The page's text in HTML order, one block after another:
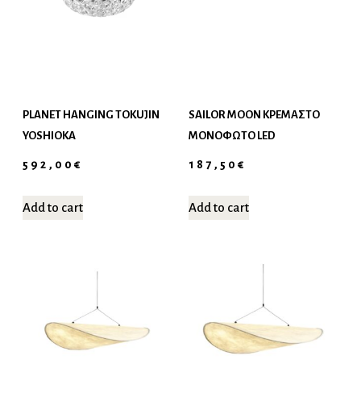
PLANET HANGING TOKUJIN
YOSHIOKA
592,00€
Add to cart
SAILOR MOON ΚΡΕΜΑΣΤΌ
ΜΟΝΌΦΩΤΟ LED
187,50€
Add to cart